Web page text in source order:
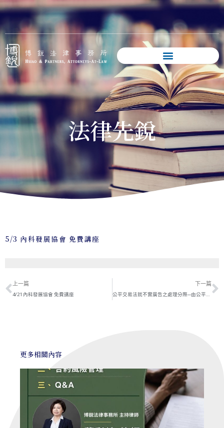
跳
主
要
內
容
法律先銳
5/3 內科發展協會 免費講座
上一頁
上一篇
4/21 內科發展協會 免費講座
下一篇
公平交易法就不實廣告之處理分際─由公平交易委員會公處字第111090號處分書談起|工商時報
更多相關內容